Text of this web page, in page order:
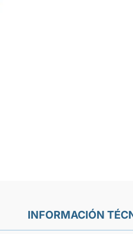
INFORMACIÓN